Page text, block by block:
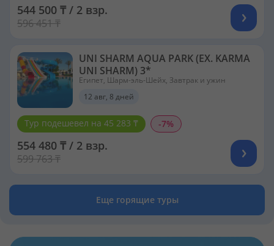
544 500 ₸ / 2 взр.
596 451 ₸
UNI SHARM AQUA PARK (EX. KARMA
UNI SHARM) 3*
Египет, Шарм-эль-Шейх, Завтрак и ужин
12 авг, 8 дней
Тур подешевел на 45 283 ₸ -7%
554 480 ₸ / 2 взр.
599 763 ₸
Еще горящие туры